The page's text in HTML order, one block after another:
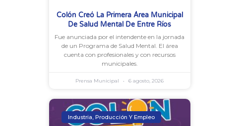
Colón Creó La Primera Área Municipal
De Salud Mental De Entre Ríos
Fue anunciada por el intendente en la jornada
de un Programa de Salud Mental. El área
cuenta con profesionales y con recursos
municipales.
Prensa Municipal 6 agosto, 2026
Industria, Producción Y Empleo